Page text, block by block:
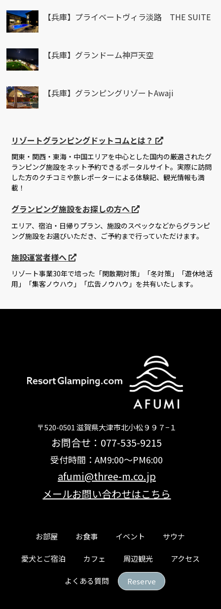
【兵庫】プライベートヴィラ淡路 THE SUITE
【兵庫】グランドーム神戸天空
【兵庫】グランピングリゾートAwaji
リゾートグランピングドットコムとは？
関東・関西・東海・中国エリアを中心とした国内の厳選されたグ
ランピング施設をネット予約できるポータルサイト。実際に訪問
した方のクチコミや旅レポーターによる体験記、観光情報も満
載！
グランピング施設をお探しの方へ
エリア、宿泊・日帰りプラン、施設のスペックなどからグランピ
ング施設をお選びいただき、ご予約まで行っていただけます。
施設運営者様へ
リゾート事業30年で培った「閑散期対策」「冬対策」「遊休地活
用」「集客ノウハウ」「広告ノウハウ」を共有いたします。
〒520-0501 滋賀県大津市北小松９９７−１
お問合せ：077-535-9215
受付時間：AM9:00～PM6:00
afumi@three-m.co.jp
メールお問い合わせはこちら
お部屋 お食事 イベント サウナ
愛犬とご宿泊 カフェ 周辺観光 アクセス
よくある質問 Reserve